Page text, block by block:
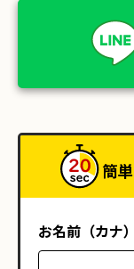
簡単
お名前（カナ）